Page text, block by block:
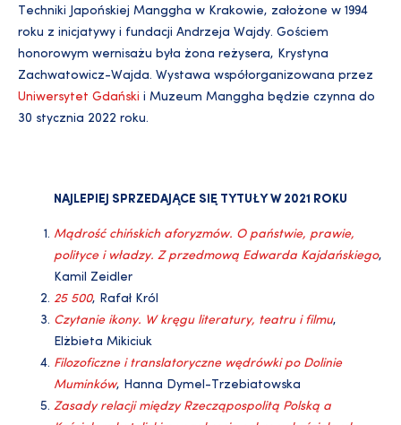
Techniki Japońskiej Manggha w Krakowie, założone w 1994
roku z inicjatywy i fundacji Andrzeja Wajdy. Gościem
honorowym wernisażu była żona reżysera, Krystyna
Zachwatowicz-Wajda. Wystawa współorganizowana przez
Uniwersytet Gdański i Muzeum Manggha będzie czynna do
30 stycznia 2022 roku.
NAJLEPIEJ SPRZEDAJĄCE SIĘ TYTUŁY W 2021 ROKU
Mądrość chińskich aforyzmów. O państwie, prawie,
polityce i władzy. Z przedmową Edwarda Kajdańskiego,
Kamil Zeidler
25 500, Rafał Król
Czytanie ikony. W kręgu literatury, teatru i filmu,
Elżbieta Mikiciuk
Filozoficzne i translatoryczne wędrówki po Dolinie
Muminków, Hanna Dymel-Trzebiatowska
Zasady relacji między Rzecząpospolitą Polską a